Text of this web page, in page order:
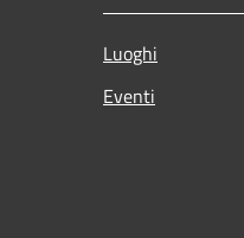
Luoghi
Eventi